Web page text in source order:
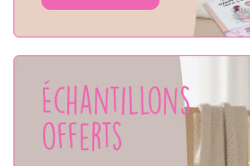
Échantillons
offerts